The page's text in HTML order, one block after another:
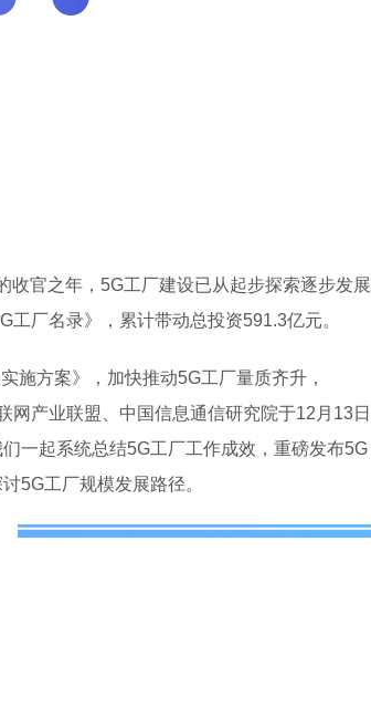
收官之年，5G工厂建设已从起步探索逐步发展
厂名录》，累计带动总投资591.3亿元。
施方案》，加快推动5G工厂量质齐升，
网产业联盟、中国信息通信研究院于12月13日
一起系统总结5G工厂工作成效，重磅发布5G
5G工厂规模发展路径。